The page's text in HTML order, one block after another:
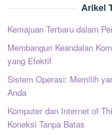
Arikel
Kemajuan Terbaru dalam
Membangun Keandalan
yang Efektif
Sistem Operasi: Memilih
Anda
Komputer dan Internet of
Koneksi Tanpa Batas